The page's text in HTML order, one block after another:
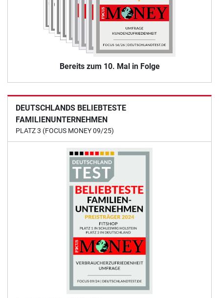
Bereits zum 10. Mal in Folge
DEUTSCHLANDS BELIEBTESTE
FAMILIENUNTERNEHMEN
PLATZ 3 (FOCUS MONEY 09/25)